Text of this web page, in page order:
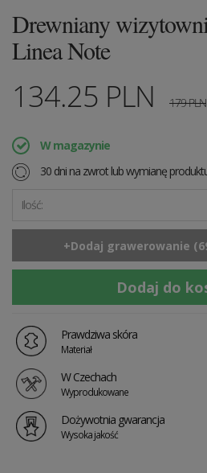
Drewniany
Linea Note
134.25 PLN 179PLN
W magazynie
30 dni na zwrot lub wymianę
Ilość:
Prawdziwa skóra
Materiał
W Czechach
Wyprodukowane
Dożywotnia gwarancja
Wysoka jakość